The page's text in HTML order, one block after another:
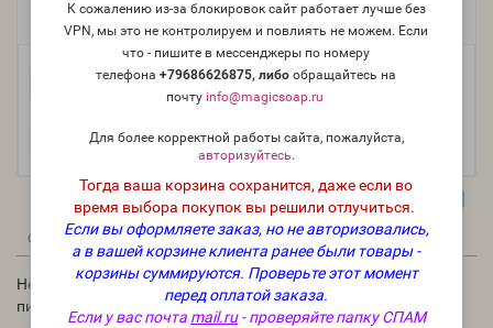
К сожалению из-за блокировок сайт работает лучше без
VPN, мы это не контролируем и повлиять не можем. Если
что - пишите в мессенджеры по номеру
телефона+79686626875, либообращайтесь на
почту info@magicsoap.ru
Для более корректной работы сайта, пожалуйста,
авторизуйтесь.
Тогда ваша корзина сохранится, даже если во
время выбора покупок вы решили отлучиться.
Если вы оформляете заказ, но не авторизовались,
а в вашей корзине клиента ранее были товары -
корзины суммируются. Проверьте этот момент
перед оплатой заказа.
Если у вас почта mail.ru- проверяйте папку СПАМ
В корзину
Описание Отзывы0 Вопрос - Ответ 1
Небесная серебряная (NS Celestial Silver Mica) - мика,
пигментный перламутр, США